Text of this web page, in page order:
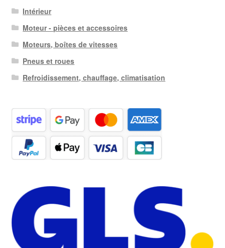
Intérieur
Moteur - pièces et accessoires
Moteurs, boîtes de vitesses
Pneus et roues
Refroidissement, chauffage, climatisation